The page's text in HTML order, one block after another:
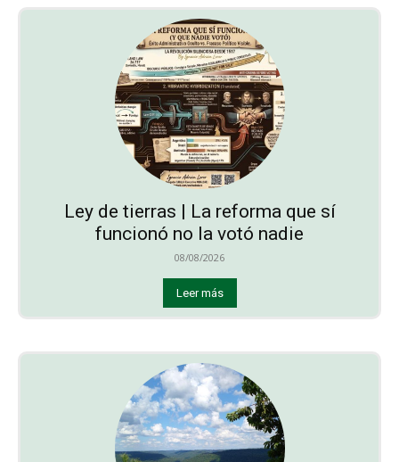
Ley de tierras | La reforma que sí
funcionó no la votó nadie
08/08/2026
Leer más